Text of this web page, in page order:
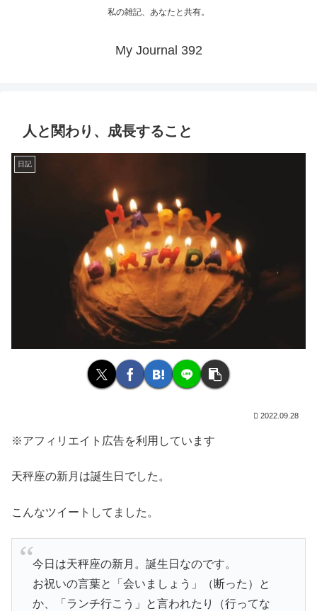
私の雑記、あなたと共有。
My Journal 392
人と関わり、成長すること
日記
2022.09.28
※アフィリエイト広告を利用しています
天秤座の新月は誕生日でした。
こんなツイートしてました。
今日は天秤座の新月。誕生日なのです。
お祝いの言葉と「会いましょう」（断った）と
か、「ランチ行こう」と言われたり（行ってな